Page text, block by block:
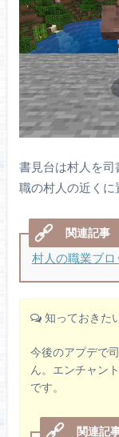
書見台は村人を
職の村人の近くに
村人の職業ブ
知っておきた
今後のアプデで
ん。エンチャン
です。